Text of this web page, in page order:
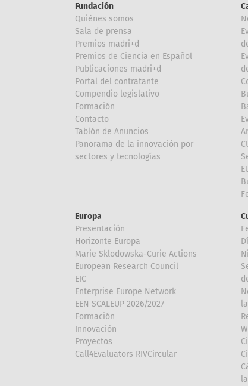
Fundación
Quiénes somos
Sala de prensa
Premios madri+d
Premios de Ciencia en Español
Publicaciones madri+d
Portal del contratante
Compendio legislativo
Formación
Contacto
Tablón de Anuncios
Panorama de la innovación por
sectores y tecnologías
Europa
Presentación
Horizonte Europa
Marie Sklodowska-Curie Actions
European Research Council
EIC
Enterprise Europe Network
EEN SCALEUP 2026/2027
Formación
Innovación
Proyectos
Call4Evaluators RIVCircular